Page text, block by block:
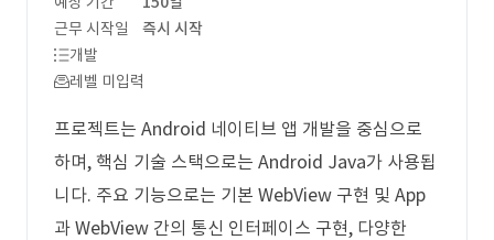
근무 시작일
즉시 시작
개발
레벨 미입력
프로젝트는 Android 네이티브 앱 개발을 중심으로
하며, 핵심 기술 스택으로는 Android Java가 사용됩
니다. 주요 기능으로는 기본 WebView 구현 및 App
과 WebView 간의 통신 인터페이스 구현, 다양한